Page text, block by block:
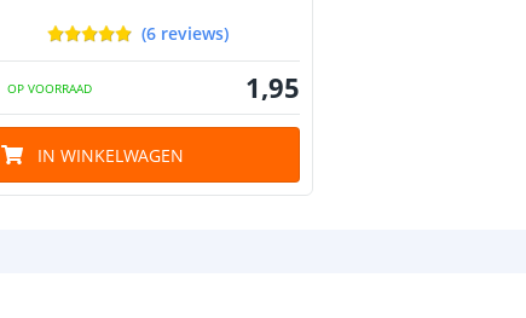
(6 reviews)
OP VOORRAAD 1,95
IN WINKELWAGEN